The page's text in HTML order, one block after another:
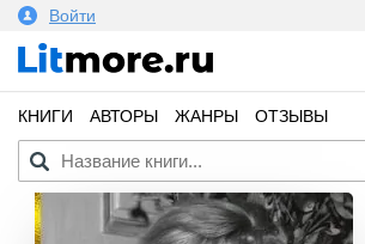
Войти
КНИГИ АВТОРЫ ЖАНРЫ ОТЗЫВЫ